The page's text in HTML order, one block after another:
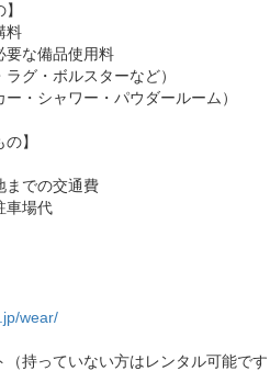
料
要な備品使用料
ラグ・ボルスターなど）
ー・シャワー・パウダールーム）
】
までの交通費
車場代
wear/
（持っていない方はレンタル可能で